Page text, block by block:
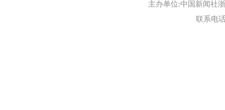
主办单位:中国新闻社
联系电